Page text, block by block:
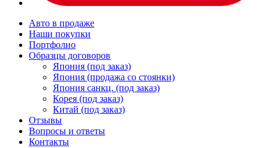
Авто в продаже
Наши покупки
Портфолио
Образцы договоров
Япония (под заказ)
Япония (продажа со стоянки)
Япония санкц. (под заказ)
Корея (под заказ)
Китай (под заказ)
Отзывы
Вопросы и ответы
Контакты